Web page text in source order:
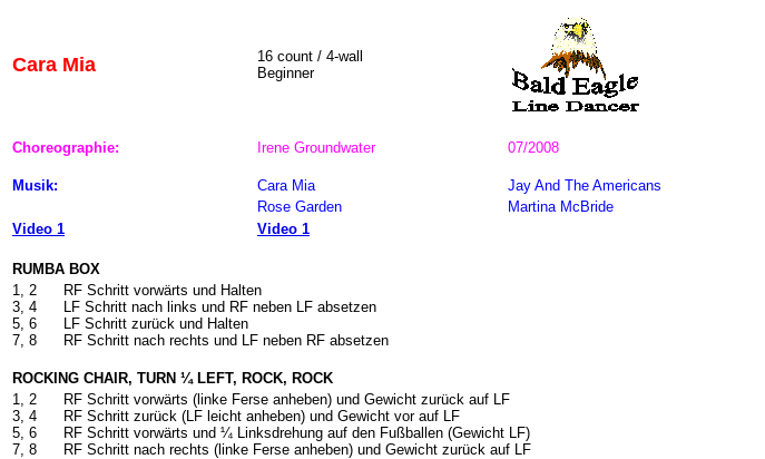
Cara Mia 16 count / 4-wall
Beginner
Choreographie: Irene Groundwater 07/2008
Musik: Cara Mia
Jay And The Americans
Rose Garden
Martina McBride
Video 1
Video 1
RUMBA BOX
1, 2
3, 4
5, 6
7, 8
RF Schritt vorwärts und Halten
LF Schritt nach links und RF neben LF absetzen
LF Schritt zurück und Halten
RF Schritt nach rechts und LF neben RF absetzen
ROCKING CHAIR, TURN ¼ LEFT, ROCK, ROCK
1, 2
3, 4
5, 6
7, 8
RF Schritt vorwärts (linke Ferse anheben) und Gewicht zurück auf LF
RF Schritt zurück (LF leicht anheben) und Gewicht vor auf LF
RF Schritt vorwärts und ¼ Linksdrehung auf den Fußballen (Gewicht LF)
RF Schritt nach rechts (linke Ferse anheben) und Gewicht zurück auf LF